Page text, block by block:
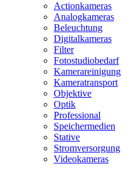
Actionkameras
Analogkameras
Beleuchtung
Digitalkameras
Filter
Fotostudiobedarf
Kamerareinigung
Kameratransport
Objektive
Optik
Professional
Speichermedien
Stative
Stromversorgung
Videokameras